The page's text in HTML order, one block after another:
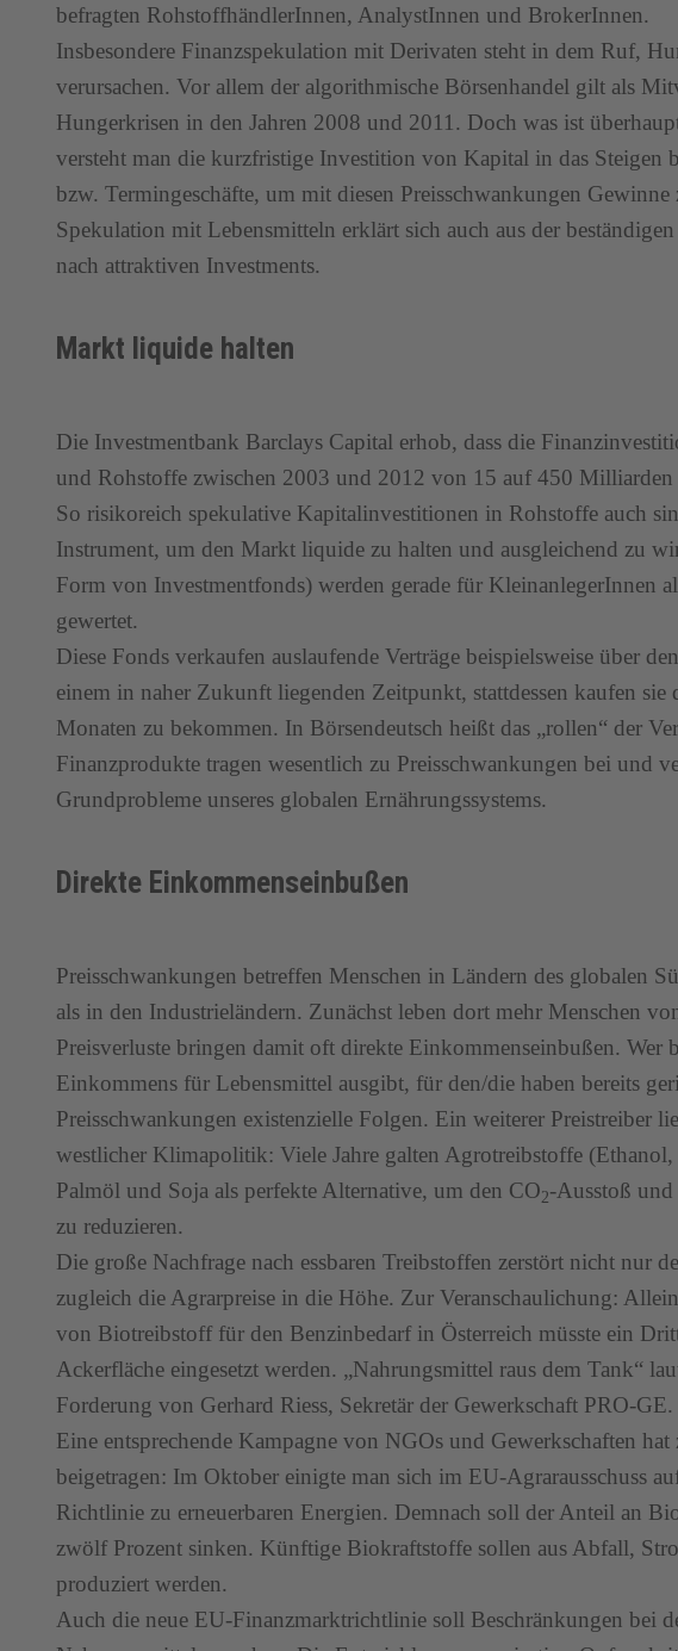
befragten RohstoffhändlerInnen, AnalystInnen und BrokerInnen.
Insbesondere Finanzspekulation mit Derivaten steht in dem Ruf,
verursachen. Vor allem der algorithmische Börsenhandel gilt als
Hungerkrisen in den Jahren 2008 und 2011. Doch was ist
versteht man die kurzfristige Investition von Kapital in das Steigen
bzw. Termingeschäfte, um mit diesen Preisschwankungen Gewinne
Spekulation mit Lebensmitteln erklärt sich auch aus der
nach attraktiven Investments.
Markt liquide halten
Die Investmentbank Barclays Capital erhob, dass die
und Rohstoffe zwischen 2003 und 2012 von 15 auf 450 Milliarden
So risikoreich spekulative Kapitalinvestitionen in Rohstoffe auch
Instrument, um den Markt liquide zu halten und ausgleichend zu
Form von Investmentfonds) werden gerade für KleinanlegerInnen
gewertet.
Diese Fonds verkaufen auslaufende Verträge beispielsweise über
einem in naher Zukunft liegenden Zeitpunkt, stattdessen kaufen sie
Monaten zu bekommen. In Börsendeutsch heißt das „rollen“ der
Finanzprodukte tragen wesentlich zu Preisschwankungen bei und
Grundprobleme unseres globalen Ernährungssystems.
Direkte Einkommenseinbußen
Preisschwankungen betreffen Menschen in Ländern des globalen
als in den Industrieländern. Zunächst leben dort mehr Menschen
Preisverluste bringen damit oft direkte Einkommenseinbußen. Wer
Einkommens für Lebensmittel ausgibt, für den/die haben bereits
Preisschwankungen existenzielle Folgen. Ein weiterer Preistreiber
westlicher Klimapolitik: Viele Jahre galten Agrotreibstoffe (Ethanol,
Palmöl und Soja als perfekte Alternative, um den CO2-Ausstoß
zu reduzieren.
Die große Nachfrage nach essbaren Treibstoffen zerstört nicht nur
zugleich die Agrarpreise in die Höhe. Zur Veranschaulichung:
von Biotreibstoff für den Benzinbedarf in Österreich müsste ein
Ackerfläche eingesetzt werden. „Nahrungsmittel raus dem Tank“
Forderung von Gerhard Riess, Sekretär der Gewerkschaft PRO-GE.
Eine entsprechende Kampagne von NGOs und Gewerkschaften
beigetragen: Im Oktober einigte man sich im EU-Agrarausschuss
Richtlinie zu erneuerbaren Energien. Demnach soll der Anteil an
zwölf Prozent sinken. Künftige Biokraftstoffe sollen aus Abfall,
produziert werden.
Auch die neue EU-Finanzmarktrichtlinie soll Beschränkungen bei